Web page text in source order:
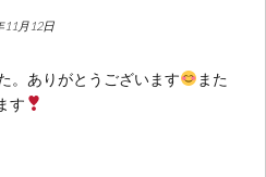
11月12日
。ありがとうございます
また
す